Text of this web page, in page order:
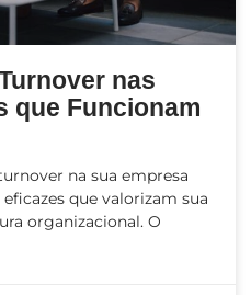
nas
que Funcionam
na sua empresa
que valorizam sua
organizacional. O